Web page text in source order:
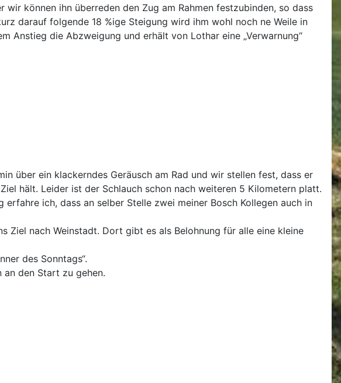
können ihn überreden den Zug am Rahmen festzubinden, so dass
darauf folgende 18 %ige Steigung wird ihm wohl noch ne Weile in
Anstieg die Abzweigung und erhält von Lothar eine „Verwarnung“
über ein klackerndes Geräusch am Rad und wir stellen fest, dass er
hält. Leider ist der Schlauch schon nach weiteren 5 Kilometern platt.
ich, dass an selber Stelle zwei meiner Bosch Kollegen auch in
Ziel nach Weinstadt. Dort gibt es als Belohnung für alle eine kleine
des Sonntags“.
an den Start zu gehen.